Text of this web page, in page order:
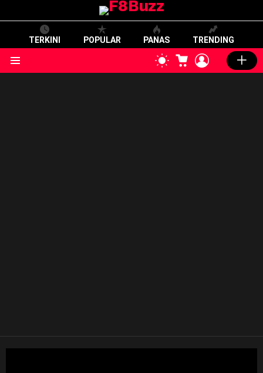
TERKINI POPULAR PANAS TRENDING
SWITCH
SKIN
CART LOGIN